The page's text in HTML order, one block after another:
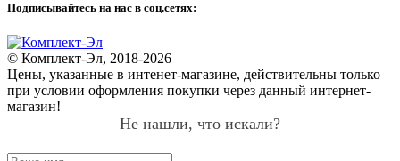
Подписывайтесь на нас в соц.сетях:
© Комплект-Эл, 2018-2026
Цены, указанные в интенет-магазине, действительны только
при условии оформления покупки через данный интернет-
магазин!
Не нашли, что искали?